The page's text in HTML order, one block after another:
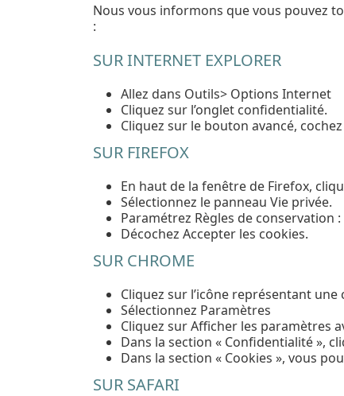
Nous vous informons que vous pouvez
:
SUR INTERNET EXPLORER
Allez dans Outils> Options Internet
Cliquez sur l’onglet confidentialité.
Cliquez sur le bouton avancé,
SUR FIREFOX
En haut de la fenêtre de Firefox,
Sélectionnez le panneau Vie privée.
Paramétrez Règles de conservation
Décochez Accepter les cookies.
SUR CHROME
Cliquez sur l’icône représentant
Sélectionnez Paramètres
Cliquez sur Afficher les paramètres
Dans la section « Confidentialité »,
Dans la section « Cookies », vous
SUR SAFARI